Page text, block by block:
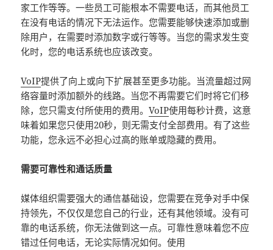
家工作等等。一些员工可能根本不需要电话，而其他员工
在没有电话的情况下无法运作。您需要能够快速添加或删
除用户，在需要时添加数字或行等等。当您的需求发生变
化时，您的电话系统也应该改变。
VoIP提供了向上或向下扩展甚至更多功能。当流量超过网
络容量时添加额外的线路。当您不再需要它们时将它们移
除，您只需支付所使用的费用。VoIP使用每秒计费，这意
味着如果您只使用20秒，则无需支付全部费用。有了这些
功能，您永远不必担心过高的账单或隐藏的费用。
需要可靠性和通话质量
媒体组织需要强大的通信基础设，您需要在竞争对手中保
持领先，不仅仅是您自己的行业，还有其他领域。没有可
靠的电话系统，你无法做到这一点。可靠性意味着您不应
错过任何电话，无论实际情况如何。使用